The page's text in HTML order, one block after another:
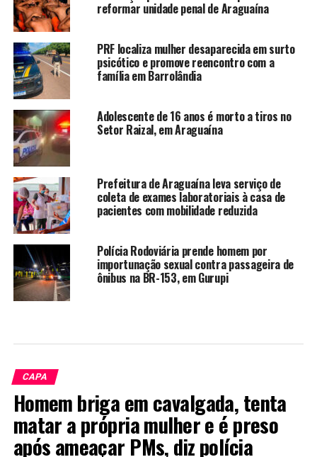
reformar unidade penal de Araguaína
PRF localiza mulher desaparecida em surto
psicótico e promove reencontro com a
família em Barrolândia
Adolescente de 16 anos é morto a tiros no
Setor Raizal, em Araguaína
Prefeitura de Araguaína leva serviço de
coleta de exames laboratoriais à casa de
pacientes com mobilidade reduzida
Polícia Rodoviária prende homem por
importunação sexual contra passageira de
ônibus na BR-153, em Gurupi
CAPA
Homem briga em cavalgada, tenta
matar a própria mulher e é preso
após ameaçar PMs, diz polícia